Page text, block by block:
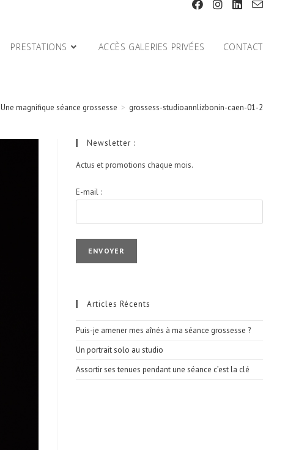
PRESTATIONS ACCÈS GALERIES PRIVÉES CONTACT
Une magnifique séance grossesse > grossess-studioannlizbonin-caen-01-2
Newsletter :
Actus et promotions chaque mois.
E-mail :
Articles Récents
Puis-je amener mes aînés à ma séance grossesse ?
Un portrait solo au studio
Assortir ses tenues pendant une séance c’est la clé